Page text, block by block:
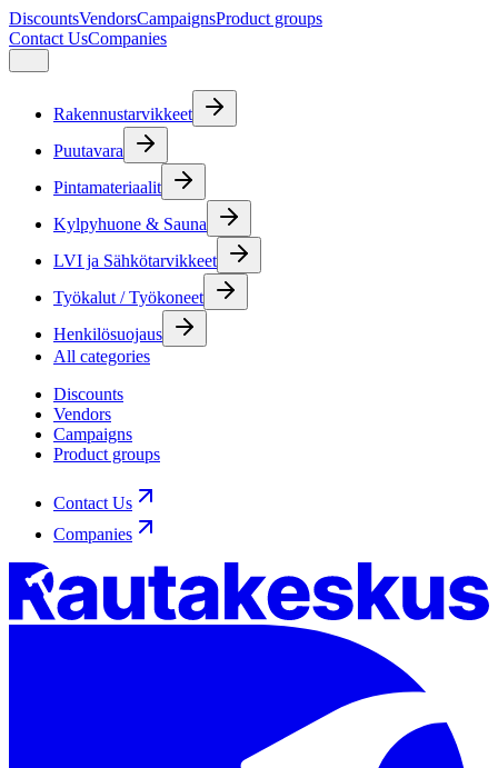
DiscountsVendorsCampaignsProduct groups
Contact UsCompanies
Rakennustarvikkeet
Puutavara
Pintamateriaalit
Kylpyhuone & Sauna
LVI ja Sähkötarvikkeet
Työkalut / Työkoneet
Henkilösuojaus
All categories
Discounts
Vendors
Campaigns
Product groups
Contact Us
Companies